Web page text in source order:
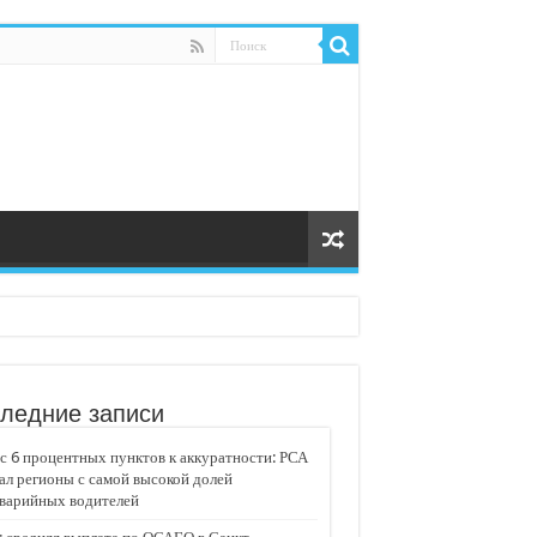
«Движение»
записи
6 процентных пунктов к аккуратности: РСА
регионы с самой высокой долей
водителей